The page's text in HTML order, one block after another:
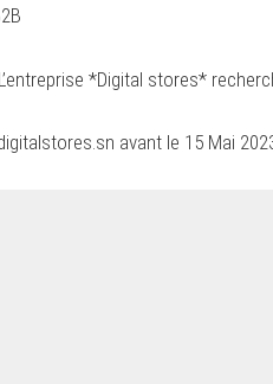
*Digital stores*
avant le 15 Mai